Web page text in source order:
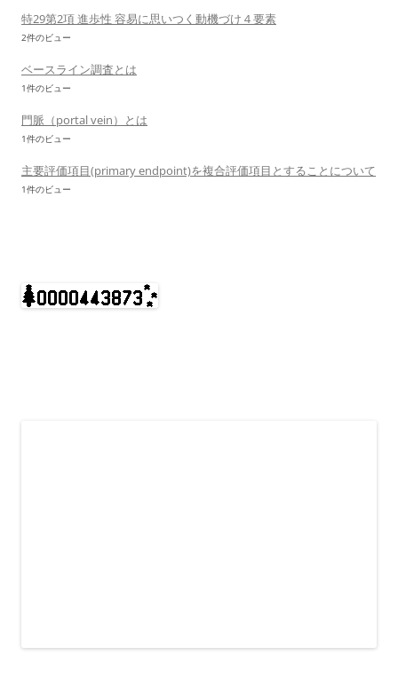
特29第2項 進歩性 容易に思いつく動機づけ４要素
2件のビュー
ベースライン調査とは
1件のビュー
門脈（portal vein）とは
1件のビュー
主要評価項目(primary endpoint)を複合評価項目とすることについて
1件のビュー